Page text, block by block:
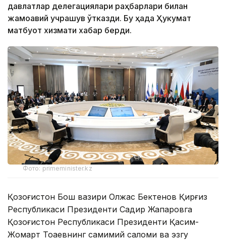
давлатлар делегациялари раҳбарлари билан
жамоавий учрашув ўтказди. Бу ҳақда Ҳукумат
матбуот хизмати хабар берди.
Фото: primeminister.kz
Қозоғистон Бош вазири Олжас Бектенов Қирғиз
Республикаси Президенти Садир Жапаровга
Қозоғистон Республикаси Президенти Қасим-
Жомарт Тоқаевнинг самимий саломи ва эзгу